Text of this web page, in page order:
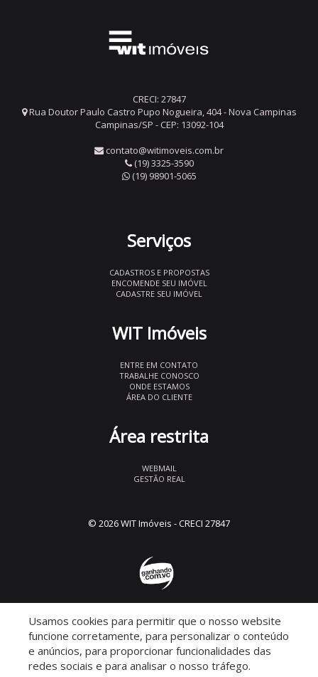
CRECI: 27847
Rua Doutor Paulo Castro Pupo Nogueira, 404 - Nova Campinas
Campinas/SP - CEP: 13092-104
contato@witimoveis.com.br
(19) 3325-3590
(19) 98901-5065
Serviços
CADASTROS E PROPOSTAS
ENCOMENDE SEU IMÓVEL
CADASTRE SEU IMÓVEL
WIT Imóveis
ENTRE EM CONTATO
TRABALHE CONOSCO
ONDE ESTAMOS
ÁREA DO CLIENTE
Área restrita
WEBMAIL
GESTÃO REAL
© 2026 WIT Imóveis - CRECI 27847
Descomplicado por:
Usamos cookies para permitir que o nosso website
funcione corretamente, para personalizar o conteúdo
e anúncios, para proporcionar funcionalidades das
redes sociais e para analisar o nosso tráfego.